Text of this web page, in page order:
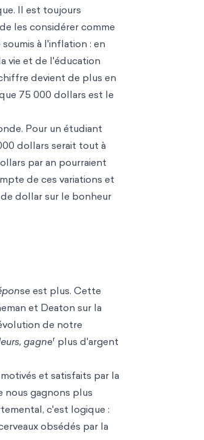
Il est toujours
les considérer comme
à l'inflation : en
vie et de l'éducation
devient de plus en
75 000 dollars est le
Pour un étudiant
dollars serait tout à
par an pourraient
de ces variations et
dollar sur le bonheur
se est plus. Cette
et Deaton sur la
de notre
gagner plus d'argent
et satisfaits par la
nous gagnons plus
c'est logique :
obsédés par la